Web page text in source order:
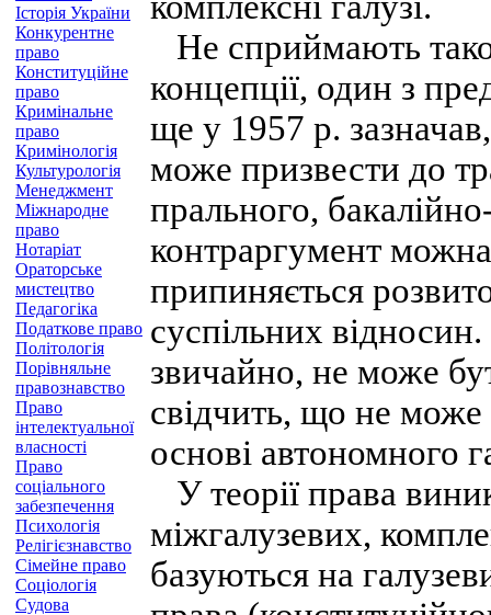
Історія України
Конкурентне
право
Конституційне
право
Кримінальне
право
Кримінологія
Культурологія
Менеджмент
Міжнародне
право
Нотаріат
Ораторське
мистецтво
Педагогіка
Податкове право
Політологія
Порівняльне
правознавство
Право
інтелектуальної
власності
Право
соціального
забезпечення
Психологія
Релігієзнавство
Сімейне право
Соціологія
Судова
Не сприймають
концепції, один з
ще у 1957 р.
може призвести до
прального,
контраргумент
припиняється
суспільних
звичайно, не може
свідчить, що не
основі автономного
У теорії права
міжгалузевих,
базуються на